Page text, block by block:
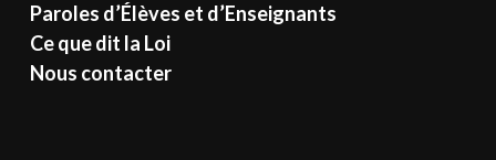
Paroles d’Élèves et d’Enseignants
Ce que dit la Loi
Nous contacter